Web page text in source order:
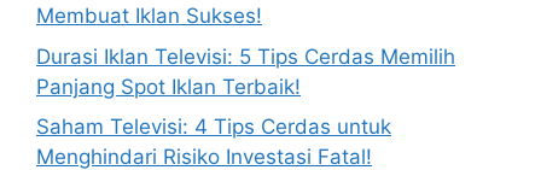
Membuat Iklan Sukses!
Durasi Iklan Televisi: 5 Tips Cerdas Memilih
Panjang Spot Iklan Terbaik!
Saham Televisi: 4 Tips Cerdas untuk
Menghindari Risiko Investasi Fatal!